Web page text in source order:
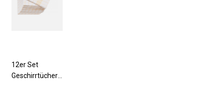
12er Set
Geschirrtücher